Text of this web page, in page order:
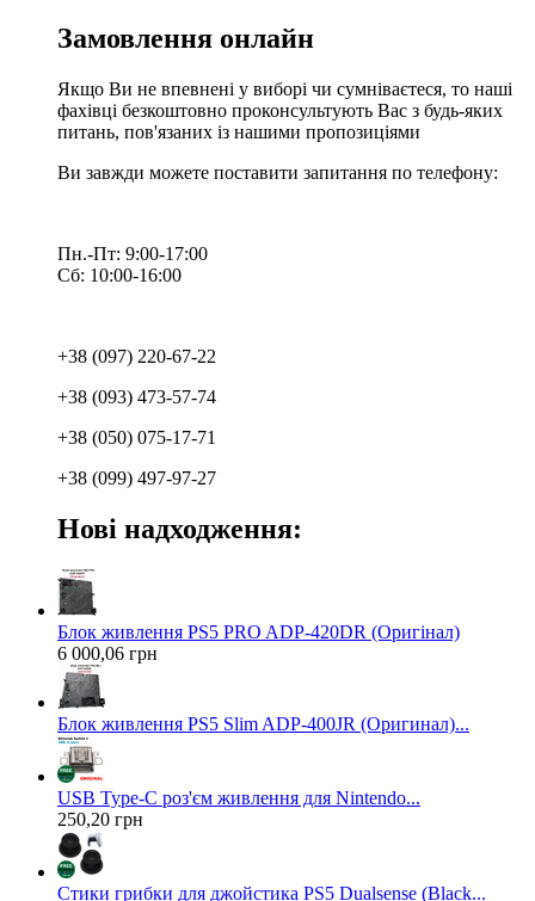
Замовлення онлайн
Якщо Ви не впевнені у виборі чи сумніваєтеся, то наші
фахівці безкоштовно проконсультують Вас з будь-яких
питань, пов'язаних із нашими пропозиціями
Ви завжди можете поставити запитання по телефону:
Пн.-Пт: 9:00-17:00
Сб: 10:00-16:00
+38 (097) 220-67-22
+38 (093) 473-57-74
+38 (050) 075-17-71
+38 (099) 497-97-27
Нові надходження:
Блок живлення PS5 PRO ADP-420DR (Оригінал)
6 000,06 грн
Блок живлення PS5 Slim ADP-400JR (Оригинал)...
USB Type-C роз'єм живлення для Nintendo...
250,20 грн
Стики грибки для джойстика PS5 Dualsense (Black...